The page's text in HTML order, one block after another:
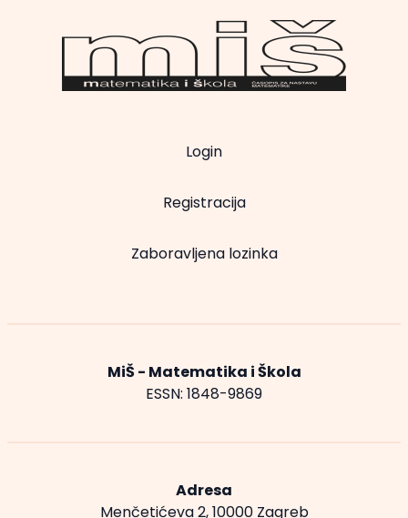
Login
Registracija
Zaboravljena lozinka
MiŠ - Matematika i Škola
ESSN: 1848-9869
Adresa
Menčetićeva 2, 10000 Zagreb